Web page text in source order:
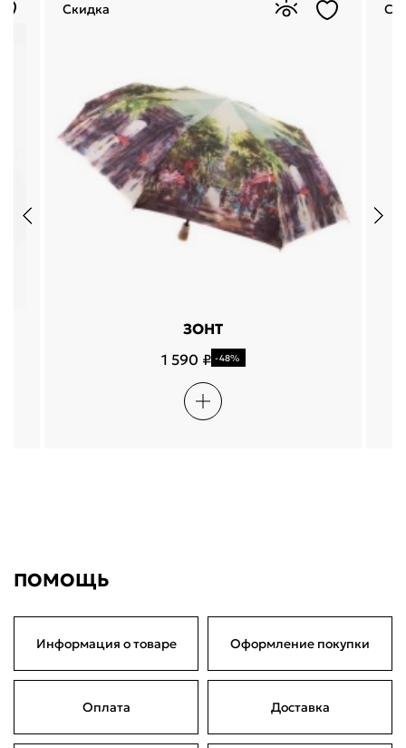
ЗОНТ
1 590 ₽ -48%
Скидка
ПОМОЩЬ
Информация о товаре Оформление покупки
Оплата Доставка